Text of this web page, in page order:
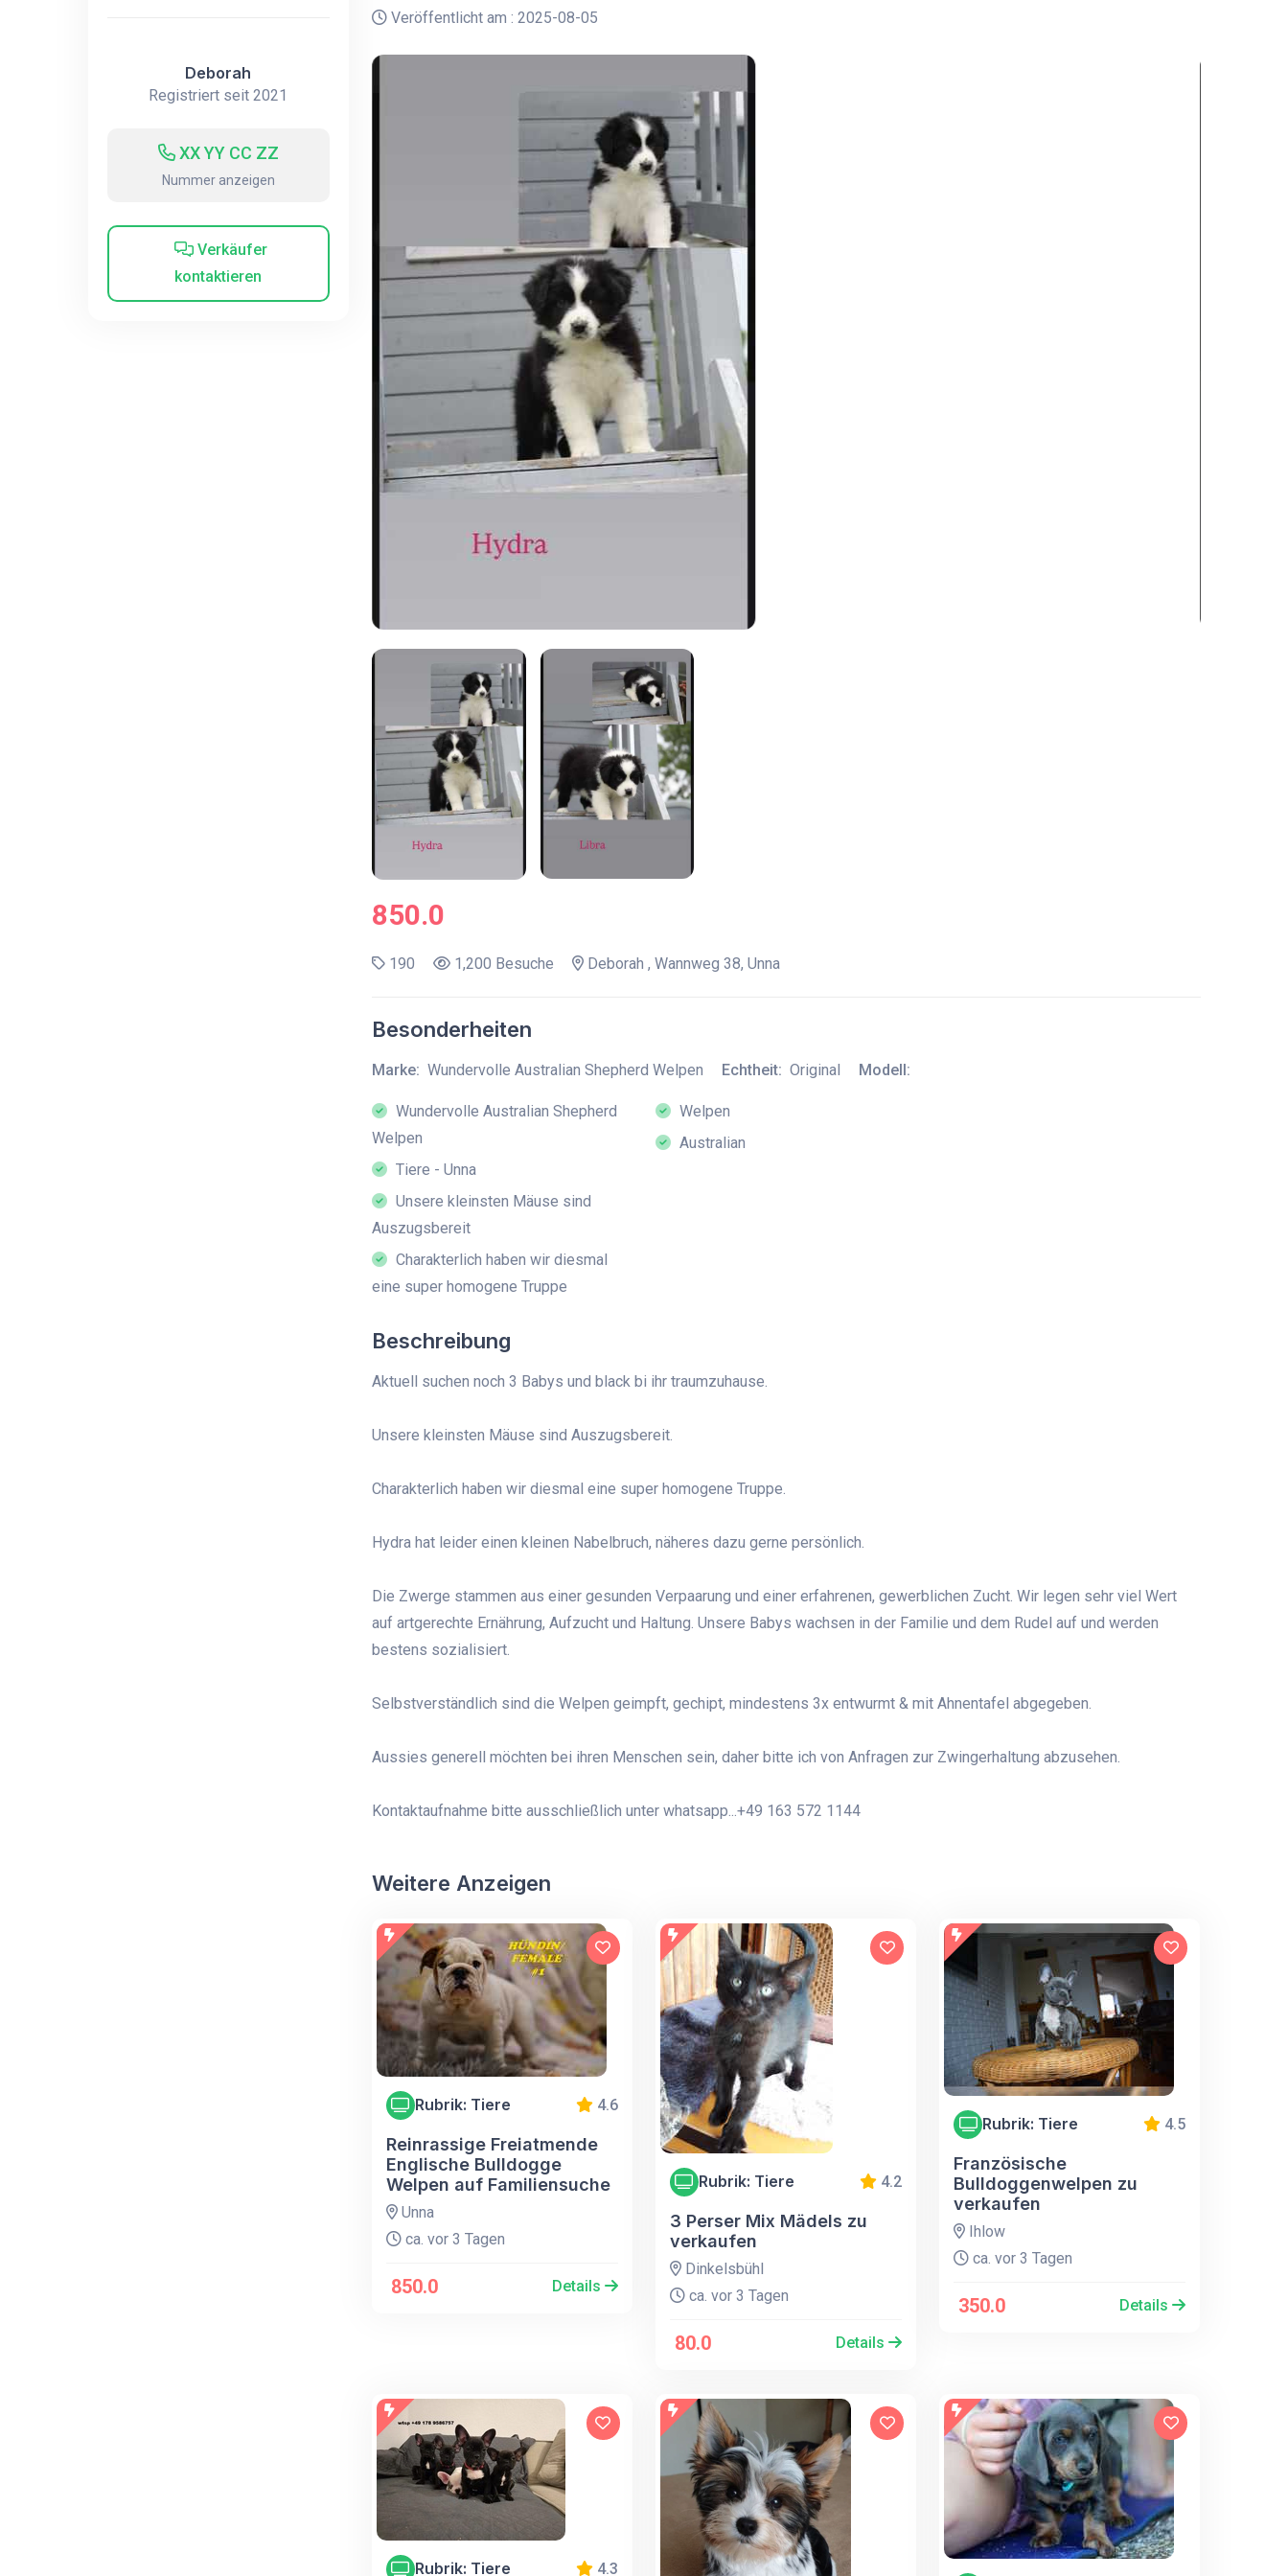
Deborah
Registriert seit 2021
XX YY CC ZZ
Nummer anzeigen
Verkäufer
kontaktieren
Veröffentlicht am : 2025-08-05
850.0
190 1,200 Besuche Deborah , Wannweg 38, Unna
Besonderheiten
Marke: Wundervolle Australian Shepherd Welpen Echtheit: Original Modell:
Wundervolle Australian Shepherd
Welpen
Tiere - Unna
Unsere kleinsten Mäuse sind
Auszugsbereit
Charakterlich haben wir diesmal
eine super homogene Truppe
Welpen
Australian
Beschreibung
Aktuell suchen noch 3 Babys und black bi ihr traumzuhause.
Unsere kleinsten Mäuse sind Auszugsbereit.
Charakterlich haben wir diesmal eine super homogene Truppe.
Hydra hat leider einen kleinen Nabelbruch, näheres dazu gerne persönlich.
Die Zwerge stammen aus einer gesunden Verpaarung und einer erfahrenen, gewerblichen Zucht. Wir legen sehr viel Wert
auf artgerechte Ernährung, Aufzucht und Haltung. Unsere Babys wachsen in der Familie und dem Rudel auf und werden
bestens sozialisiert.
Selbstverständlich sind die Welpen geimpft, gechipt, mindestens 3x entwurmt & mit Ahnentafel abgegeben.
Aussies generell möchten bei ihren Menschen sein, daher bitte ich von Anfragen zur Zwingerhaltung abzusehen.
Kontaktaufnahme bitte ausschließlich unter whatsapp...+49 163 572 1144
Weitere Anzeigen
Rubrik: Tiere 4.6
Reinrassige Freiatmende
Englische Bulldogge
Welpen auf Familiensuche
Unna
ca. vor 3 Tagen
850.0 Details
Rubrik: Tiere 4.2
3 Perser Mix Mädels zu
verkaufen
Dinkelsbühl
ca. vor 3 Tagen
80.0 Details
Rubrik: Tiere 4.5
Französische
Bulldoggenwelpen zu
verkaufen
Ihlow
ca. vor 3 Tagen
350.0 Details
Rubrik: Tiere 4.3